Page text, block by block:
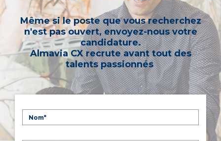
Même si le poste que vous recherchez
n'est pas ouvert, envoyez-nous votre
candidature.
Almavia CX recrute avant tout des
talents passionnés